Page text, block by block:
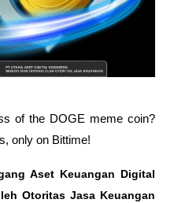
of the DOGE meme coin?
only on Bittime!
Aset Keuangan Digital
Otoritas Jasa Keuangan